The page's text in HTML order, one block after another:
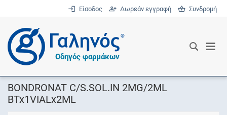
Είσοδος Δωρεάν εγγραφή Συνδρομή
®
Οδηγός φαρμάκων
BONDRONAT C/S.SOL.IN 2MG/2ML
BTx1VIALx2ML